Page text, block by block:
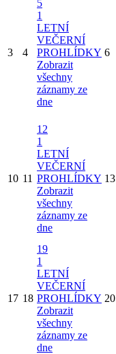
3 4
5
1
LETNÍ
VEČERNÍ
PROHLÍDKY
Zobrazit
všechny
záznamy ze
dne
6
10 11
12
1
LETNÍ
VEČERNÍ
PROHLÍDKY
Zobrazit
všechny
záznamy ze
dne
13
17 18
19
1
LETNÍ
VEČERNÍ
PROHLÍDKY
Zobrazit
všechny
záznamy ze
dne
20